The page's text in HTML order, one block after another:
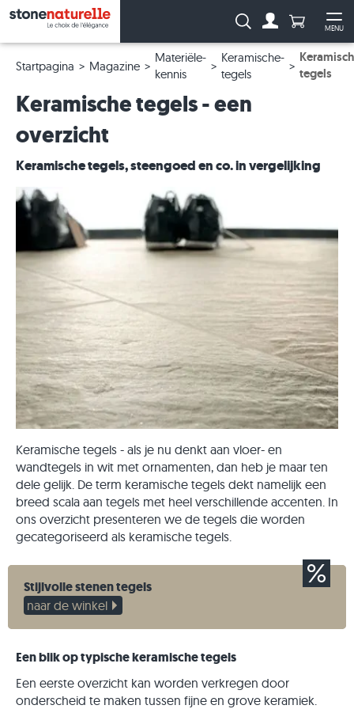
MENU
Zoeken: Aantal
Startpagina Magazine
Materiële-
kennis
Keramische-
tegels
tegels
Keramische tegels - een
overzicht
Keramische tegels, steengoed en co. in vergelijking
Keramische tegels - als je nu denkt aan vloer- en
wandtegels in wit met ornamenten, dan heb je maar ten
dele gelijk. De term keramische tegels dekt namelijk een
breed scala aan tegels met heel verschillende accenten. In
ons overzicht presenteren we de tegels die worden
gecategoriseerd als keramische tegels.
Stijlvolle stenen tegels
naar de winkel
Een blik op typische keramische tegels
Een eerste overzicht kan worden verkregen door
onderscheid te maken tussen fijne en grove keramiek.